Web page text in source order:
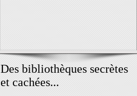
Des bibliothèques secrètes
et cachées...